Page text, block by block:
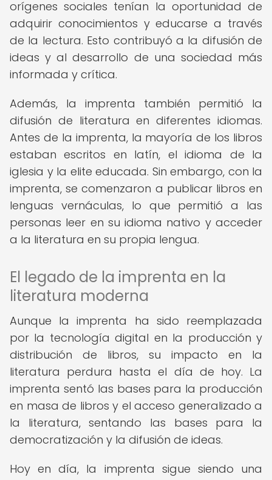
orígenes sociales tenían la oportunidad de
adquirir conocimientos y educarse a través
de la lectura. Esto contribuyó a la difusión de
ideas y al desarrollo de una sociedad más
informada y crítica.
Además, la imprenta también permitió la
difusión de literatura en diferentes idiomas.
Antes de la imprenta, la mayoría de los libros
estaban escritos en latín, el idioma de la
iglesia y la elite educada. Sin embargo, con la
imprenta, se comenzaron a publicar libros en
lenguas vernáculas, lo que permitió a las
personas leer en su idioma nativo y acceder
a la literatura en su propia lengua.
El legado de la imprenta en la
literatura moderna
Aunque la imprenta ha sido reemplazada
por la tecnología digital en la producción y
distribución de libros, su impacto en la
literatura perdura hasta el día de hoy. La
imprenta sentó las bases para la producción
en masa de libros y el acceso generalizado a
la literatura, sentando las bases para la
democratización y la difusión de ideas.
Hoy en día, la imprenta sigue siendo una